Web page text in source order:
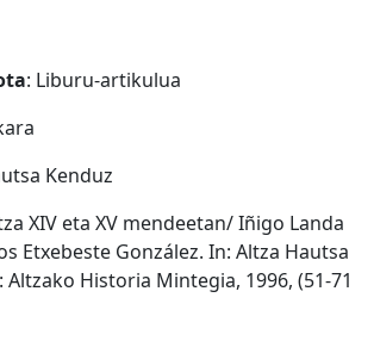
: Liburu-artikulua
Kenduz
XIV eta XV mendeetan/ Iñigo Landa
Etxebeste González. In: Altza Hautsa
Altzako Historia Mintegia, 1996, (51-71